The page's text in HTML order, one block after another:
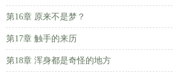
第16章 原来不是梦？
第17章 触手的来历
第18章 浑身都是奇怪的地方